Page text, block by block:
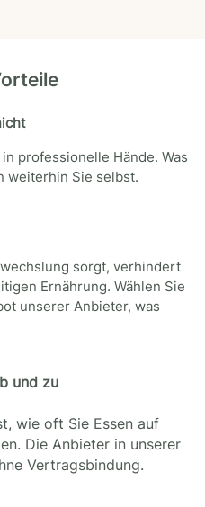
professionelle Hände. Was
weiterhin Sie selbst.
sorgt, verhindert
Ernährung. Wählen Sie
unserer Anbieter, was
und zu
wie oft Sie Essen auf
Die Anbieter in unserer
Vertragsbindung.